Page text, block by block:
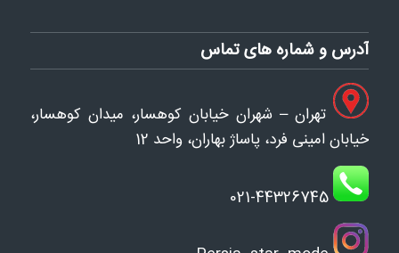
آدرس و شماره های تماس
تهران – شهران خیابان کوهسار، میدان کوهسار،
خیابان امینی فرد، پاساژ بهاران، واحد 12
021-44326745